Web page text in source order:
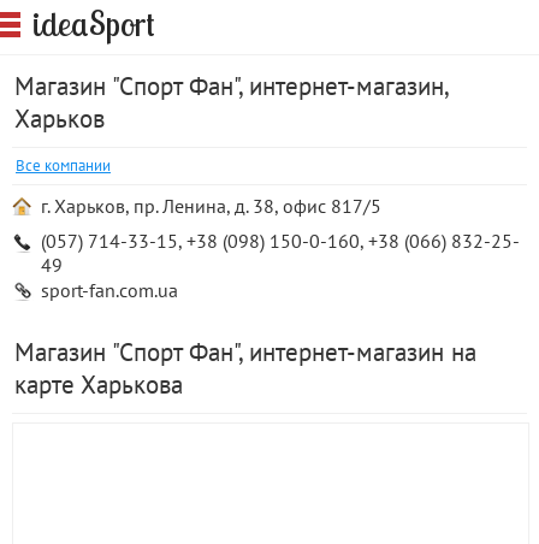
ideaSport
Магазин "Спорт Фан", интернет-магазин,
Харьков
Все компании
г. Харьков, пр. Ленина, д. 38, офис 817/5
(057) 714-33-15, +38 (098) 150-0-160, +38 (066) 832-25-
49
sport-fan.com.ua
Магазин "Спорт Фан", интернет-магазин на
карте Харькова